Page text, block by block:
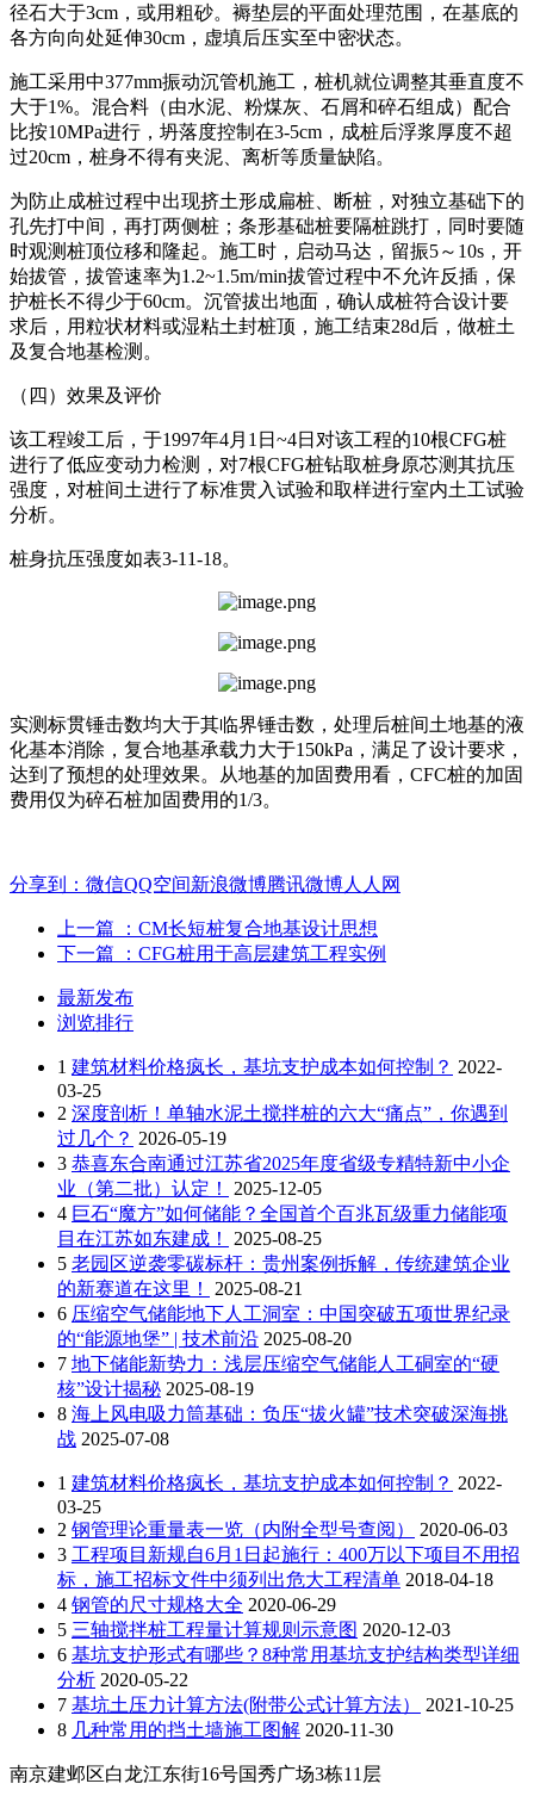
径石大于3cm，或用粗砂。褥垫层的平面处理范围，在基底的
各方向向处延伸30cm，虚填后压实至中密状态。
施工采用中377mm振动沉管机施工，桩机就位调整其垂直度不
大于1%。混合料（由水泥、粉煤灰、石屑和碎石组成）配合
比按10MPa进行，坍落度控制在3-5cm，成桩后浮浆厚度不超
过20cm，桩身不得有夹泥、离析等质量缺陷。
为防止成桩过程中出现挤土形成扁桩、断桩，对独立基础下的
孔先打中间，再打两侧桩；条形基础桩要隔桩跳打，同时要随
时观测桩顶位移和隆起。施工时，启动马达，留振5～10s，开
始拔管，拔管速率为1.2~1.5m/min拔管过程中不允许反插，保
护桩长不得少于60cm。沉管拔出地面，确认成桩符合设计要
求后，用粒状材料或湿粘土封桩顶，施工结束28d后，做桩土
及复合地基检测。
（四）效果及评价
该工程竣工后，于1997年4月1日~4日对该工程的10根CFG桩
进行了低应变动力检测，对7根CFG桩钻取桩身原芯测其抗压
强度，对桩间土进行了标准贯入试验和取样进行室内土工试验
分析。
桩身抗压强度如表3-11-18。
实测标贯锤击数均大于其临界锤击数，处理后桩间土地基的液
化基本消除，复合地基承载力大于150kPa，满足了设计要求，
达到了预想的处理效果。从地基的加固费用看，CFC桩的加固
费用仅为碎石桩加固费用的1/3。
分享到： 微信QQ空间新浪微博腾讯微博人人网
上一篇
：CM长短桩复合地基设计思想
下一篇
：CFG桩用于高层建筑工程实例
最新发布
浏览排行
1 建筑材料价格疯长，基坑支护成本如何控制？ 2022-
03-25
2 深度剖析！单轴水泥土搅拌桩的六大“痛点”，你遇到
过几个？ 2026-05-19
3 恭喜东合南通过江苏省2025年度省级专精特新中小企
业（第二批）认定！
2025-12-05
4 巨石“魔方”如何储能？全国首个百兆瓦级重力储能项
目在江苏如东建成！
2025-08-25
5 老园区逆袭零碳标杆：贵州案例拆解，传统建筑企业
的新赛道在这里！
2025-08-21
6 压缩空气储能地下人工洞室：中国突破五项世界纪录
的“能源地堡” | 技术前沿 2025-08-20
7 地下储能新势力：浅层压缩空气储能人工硐室的“硬
核”设计揭秘 2025-08-19
8 海上风电吸力筒基础：负压“拔火罐”技术突破深海挑
战 2025-07-08
1 建筑材料价格疯长，基坑支护成本如何控制？ 2022-
03-25
2 钢管理论重量表一览（内附全型号查阅）
2020-06-03
3 工程项目新规自6月1日起施行：400万以下项目不用招
标，施工招标文件中须列出危大工程清单 2018-04-18
4 钢管的尺寸规格大全 2020-06-29
5 三轴搅拌桩工程量计算规则示意图 2020-12-03
6 基坑支护形式有哪些？8种常用基坑支护结构类型详细
分析 2020-05-22
7 基坑土压力计算方法(附带公式计算方法）
2021-10-25
8 几种常用的挡土墙施工图解 2020-11-30
南京建邺区白龙江东街16号国秀广场3栋11层